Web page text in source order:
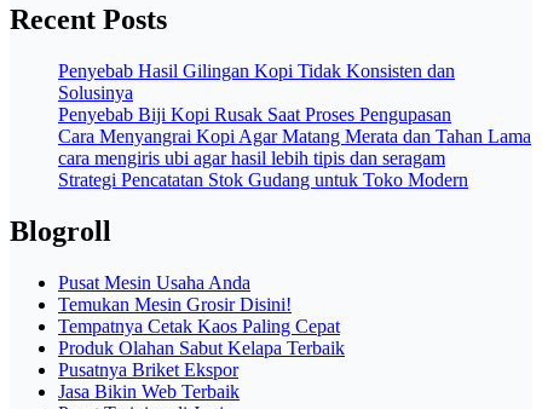
Recent Posts
Penyebab Hasil Gilingan Kopi Tidak Konsisten dan
Solusinya
Penyebab Biji Kopi Rusak Saat Proses Pengupasan
Cara Menyangrai Kopi Agar Matang Merata dan Tahan Lama
cara mengiris ubi agar hasil lebih tipis dan seragam
Strategi Pencatatan Stok Gudang untuk Toko Modern
Blogroll
Pusat Mesin Usaha Anda
Temukan Mesin Grosir Disini!
Tempatnya Cetak Kaos Paling Cepat
Produk Olahan Sabut Kelapa Terbaik
Pusatnya Briket Ekspor
Jasa Bikin Web Terbaik